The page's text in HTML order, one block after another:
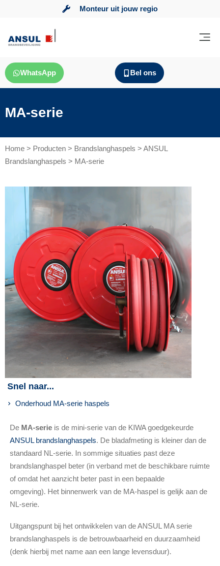
Monteur uit jouw regio
WhatsApp Bel ons
MA-serie
Home > Producten > Brandslanghaspels > ANSUL
Brandslanghaspels > MA-serie
Snel naar...
Onderhoud MA-serie haspels
De MA-serie is de mini-serie van de KIWA goedgekeurde
ANSUL brandslanghaspels. De bladafmeting is kleiner dan de
standaard NL-serie. In sommige situaties past deze
brandslanghaspel beter (in verband met de beschikbare ruimte
of omdat het aanzicht beter past in een bepaalde
omgeving). Het binnenwerk van de MA-haspel is gelijk aan de
NL-serie.
Uitgangspunt bij het ontwikkelen van de ANSUL MA serie
brandslanghaspels is de betrouwbaarheid en duurzaamheid
(denk hierbij met name aan een lange levensduur).